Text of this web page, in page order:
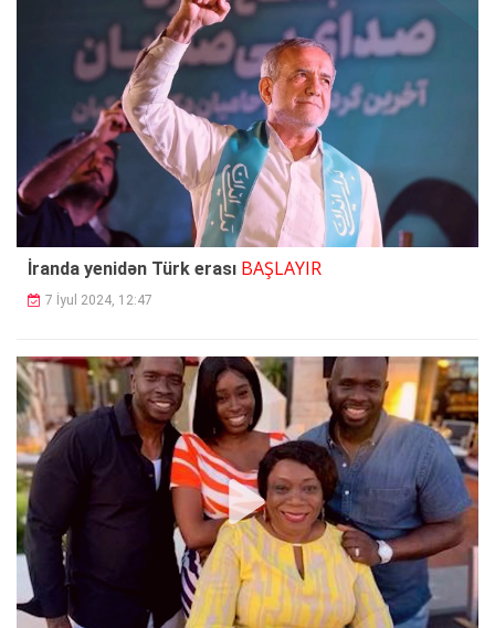
İranda yenidən Türk erası BAŞLAYIR
7 İyul 2024, 12:47